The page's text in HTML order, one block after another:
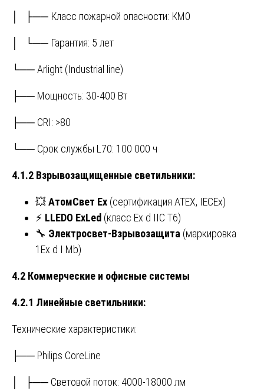
│ ├── Класс пожарной опасности: КМ0
│ └── Гарантия: 5 лет
└── Arlight (Industrial line)
├── Мощность: 30-400 Вт
├── CRI: >80
└── Срок службы L70: 100 000 ч
4.1.2 Взрывозащищенные светильники:
💥АтомСвет Ex (сертификация ATEX, IECEx)
⚡ LLEDO ExLed (класс Ex d IIC T6)
🔧 Электросвет-Взрывозащита (маркировка
1Ex d I Mb)
4.2 Коммерческие и офисные системы
4.2.1 Линейные светильники:
Технические характеристики:
├── Philips CoreLine
│ ├── Световой поток: 4000-18000 лм